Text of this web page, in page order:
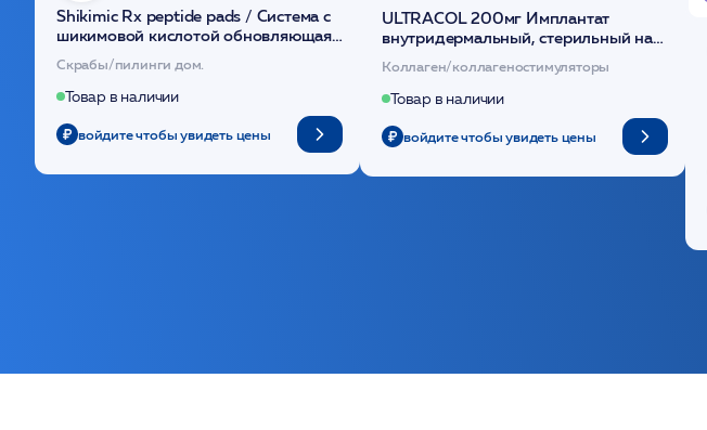
Shikimic Rx peptide pads / Cистема с
шикимовой кислотой обновляющая
(30шт) /HP
Скрабы/пилинги дом.
Товар в наличии
войдите чтобы увидеть цены
ULTRACOL 200мг Имплантат
внутридермальный, стерильный на
основе полидиоксанона /ULTRACOL
Коллаген/коллагеностимуляторы
Товар в наличии
войдите чтобы увидеть цены